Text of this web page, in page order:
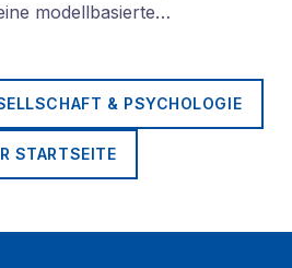
modellbasierte…
& PSYCHOLOGIE
STARTSEITE